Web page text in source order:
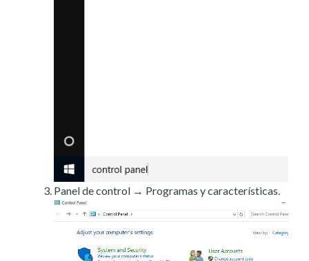
Panel de control → Programas y características.